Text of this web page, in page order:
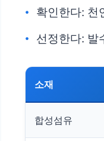
확인한다: 천
선정한다: 발
소재
합성섬유